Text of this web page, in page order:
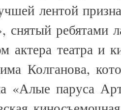
лентой
снятый ребятами
актера театра и
Колганова,
«Алые паруса